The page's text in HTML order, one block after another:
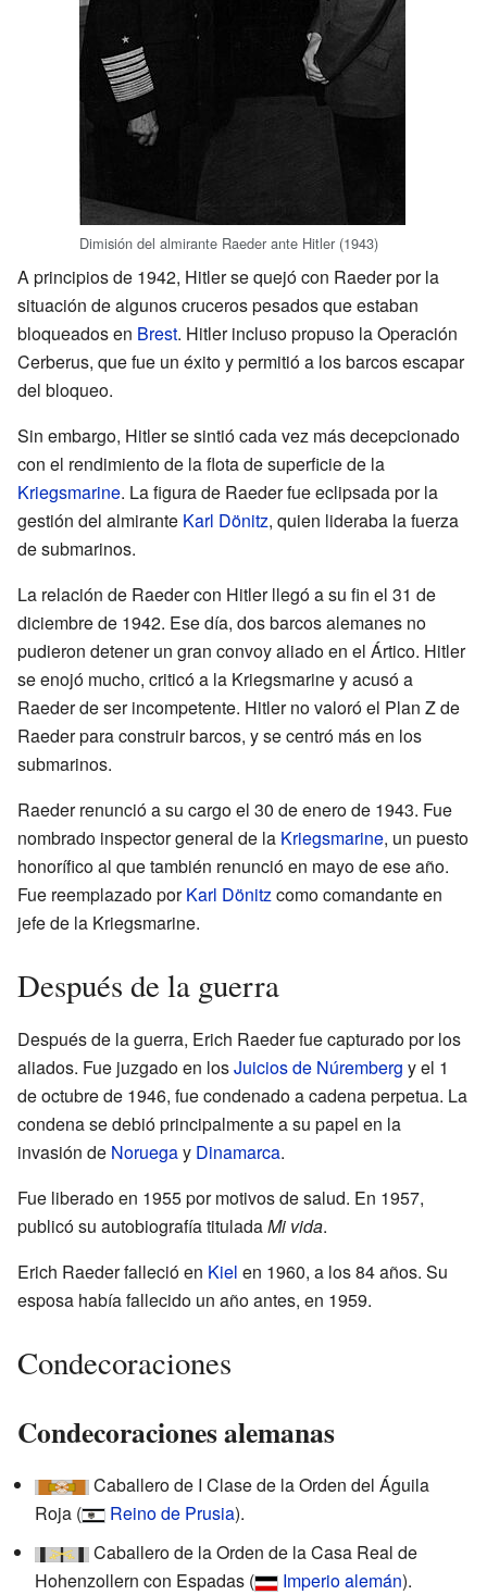
Dimisión del almirante Raeder ante Hitler (1943)
A principios de 1942, Hitler se quejó con Raeder por la
situación de algunos cruceros pesados que estaban
bloqueados en Brest. Hitler incluso propuso la Operación
Cerberus, que fue un éxito y permitió a los barcos escapar
del bloqueo.
Sin embargo, Hitler se sintió cada vez más decepcionado
con el rendimiento de la flota de superficie de la
Kriegsmarine. La figura de Raeder fue eclipsada por la
gestión del almirante Karl Dönitz, quien lideraba la fuerza
de submarinos.
La relación de Raeder con Hitler llegó a su fin el 31 de
diciembre de 1942. Ese día, dos barcos alemanes no
pudieron detener un gran convoy aliado en el Ártico. Hitler
se enojó mucho, criticó a la Kriegsmarine y acusó a
Raeder de ser incompetente. Hitler no valoró el Plan Z de
Raeder para construir barcos, y se centró más en los
submarinos.
Raeder renunció a su cargo el 30 de enero de 1943. Fue
nombrado inspector general de la Kriegsmarine, un puesto
honorífico al que también renunció en mayo de ese año.
Fue reemplazado porKarl Dönitzcomo comandante en
jefe de la Kriegsmarine.
Después de la guerra
Después de la guerra, Erich Raeder fue capturado por los
aliados. Fue juzgado en losJuicios de Núremberg y el 1
de octubre de 1946, fue condenado a cadena perpetua. La
condena se debió principalmente a su papel en la
invasión de Noruegay Dinamarca.
Fue liberado en 1955 por motivos de salud. En 1957,
publicó su autobiografía tituladaMi vida.
Erich Raeder falleció en Kiel en 1960, a los 84 años. Su
esposa había fallecido un año antes, en 1959.
Condecoraciones
Condecoraciones alemanas
Caballero de I Clase de la Orden del Águila
Roja ( Reino de Prusia).
Caballero de la Orden de la Casa Real de
Hohenzollern con Espadas ( Imperio alemán).